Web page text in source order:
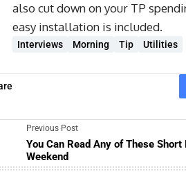
also cut down on your TP
easy installation is included.
Interviews Morning Tip Utilities
Previous Post
You Can Read Any of These
Weekend